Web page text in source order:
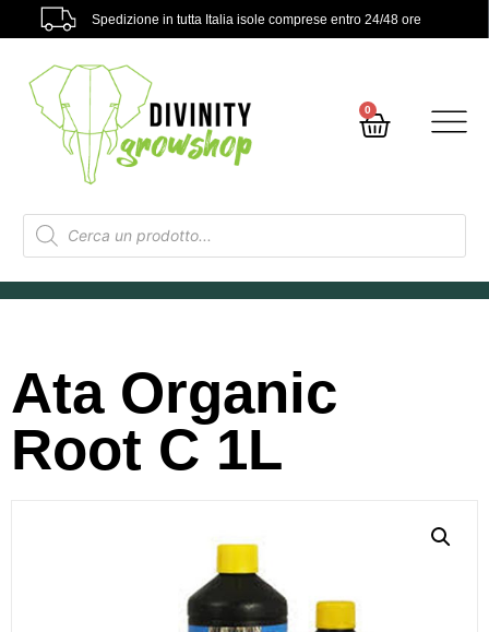
Spedizione in tutta Italia isole comprese entro 24/48 ore
0
Ata Organic
Root C 1L